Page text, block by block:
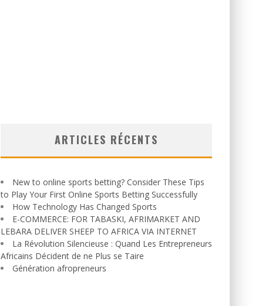
ARTICLES RÉCENTS
New to online sports betting? Consider These Tips
to Play Your First Online Sports Betting Successfully
How Technology Has Changed Sports
E-COMMERCE: FOR TABASKI, AFRIMARKET AND
LEBARA DELIVER SHEEP TO AFRICA VIA INTERNET
La Révolution Silencieuse : Quand Les Entrepreneurs
Africains Décident de ne Plus se Taire
Génération afropreneurs